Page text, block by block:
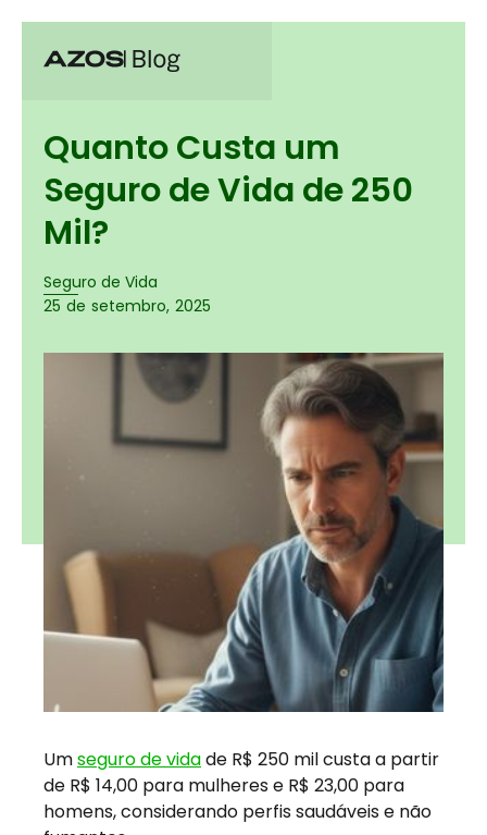
Quanto Custa um
Seguro de Vida de 250
Mil?
Seguro de Vida
25 de setembro, 2025
Umseguro de vidade R$ 250 mil custa a partir
de R$ 14,00 para mulheres e R$ 23,00 para
homens, considerando perfis saudáveis e não